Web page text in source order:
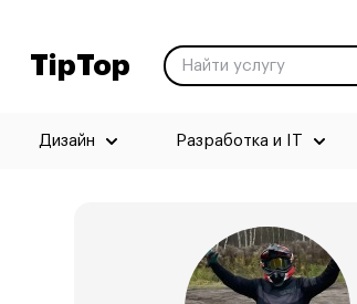
TipTop
Дизайн Разработка и IT